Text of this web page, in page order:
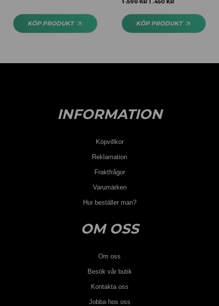
KÖP PRODUKT
1 .590KR 1 .450 KR
KÖP PRODUKT
INFORMATION
Köpvillkor
Reklamation
Fraktfrågor
Varumärken
Hur beställer man?
OM OSS
Om oss
Besök vår butik
Kontakta oss
Jobba hos oss